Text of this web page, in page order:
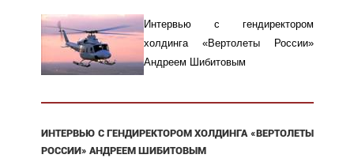
Интервью с гендиректором
холдинга «Вертолеты России»
Андреем Шибитовым
ИНТЕРВЬЮ С ГЕНДИРЕКТОРОМ ХОЛДИНГА «ВЕРТОЛЕТЫ
РОССИИ» АНДРЕЕМ ШИБИТОВЫМ